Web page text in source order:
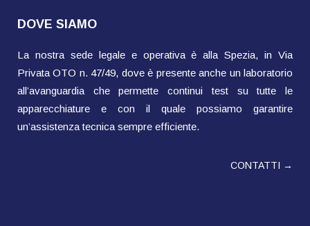
DOVE SIAMO
La nostra sede legale e operativa è alla Spezia, in Via
Privata OTO n. 47/49, dove è presente anche un laboratorio
all’avanguardia che permette continui test su tutte le
apparecchiature e con il quale possiamo garantire
un’assistenza tecnica sempre efficiente.
CONTATTI →